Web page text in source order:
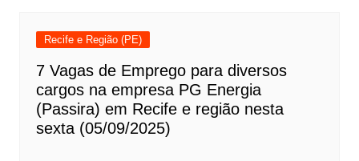
Recife e Região (PE)
7 Vagas de Emprego para diversos
cargos na empresa PG Energia
(Passira) em Recife e região nesta
sexta (05/09/2025)